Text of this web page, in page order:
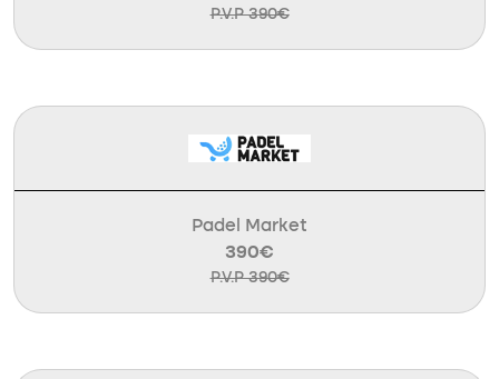
P.V.P 390€
Padel Market
390€
P.V.P 390€